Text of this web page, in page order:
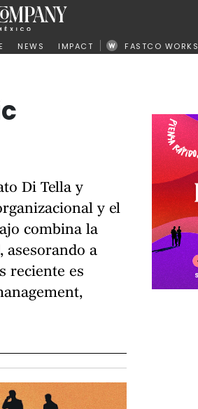
NEWS IMPACT FASTCO WORKS
Di Tella y
y el
combina la
asesorando a
reciente es